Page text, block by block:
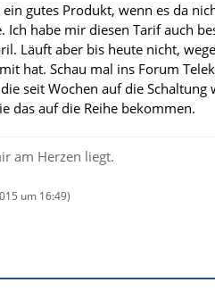
gutes Produkt, wenn es da
Ich habe mir diesen Tarif auch
Läuft aber bis heute nicht,
hat. Schau mal ins Forum
seit Wochen auf die Schaltung
das auf die Reihe bekommen.
am Herzen liegt.
um 16:49)